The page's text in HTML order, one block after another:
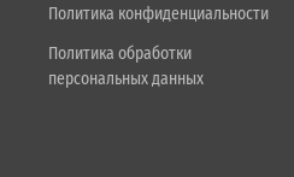
Политика конфиденциальности
Политика обработки
персональных данных